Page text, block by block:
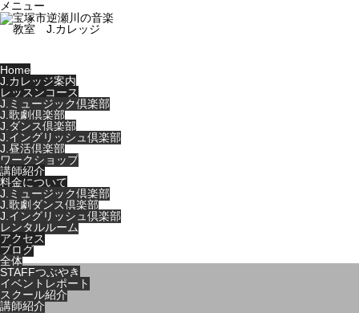
メニュー
Home
J.カレッジ案内
レッスンコース
J.ミュージック倶楽部
J.歌劇倶楽部
J.ダンス倶楽部
J.イングリッシュ倶楽部
J.昼活倶楽部
ワークショップ
講師紹介
料金について
J.ミュージック倶楽部
J.歌劇ダンス倶楽部
J.イングリッシュ倶楽部
レンタルルーム
アクセス
ブログ
全体
STAFFつぶやき
イベントレポート
スクール紹介
講師紹介